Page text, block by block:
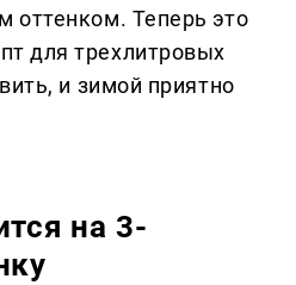
оттенком. Теперь это
для трехлитровых
и зимой приятно
на 3-